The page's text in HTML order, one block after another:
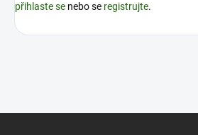
přihlaste se nebo se registrujte.